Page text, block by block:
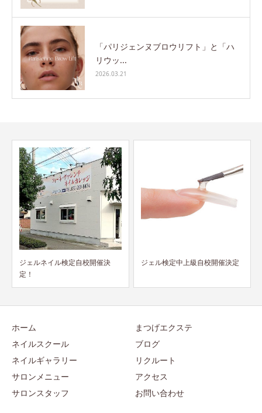
「パリジェンヌブロウリフト」と「ハ
リウッ...
2026.03.21
ジェル検定中上級自校開催決定
求人募集！お気軽にお問い合わ
ホーム
ネイルスクール
ネイルギャラリー
サロンメニュー
サロンスタッフ
まつげエクステ
ブログ
リクルート
アクセス
お問い合わせ